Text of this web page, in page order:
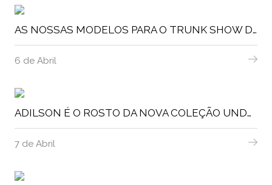
AS NOSSAS MODELOS PARA O TRUNK SHOW DA PINKO
6 de Abril
ADILSON É O ROSTO DA NOVA COLEÇÃO UNDER BLUE
7 de Abril